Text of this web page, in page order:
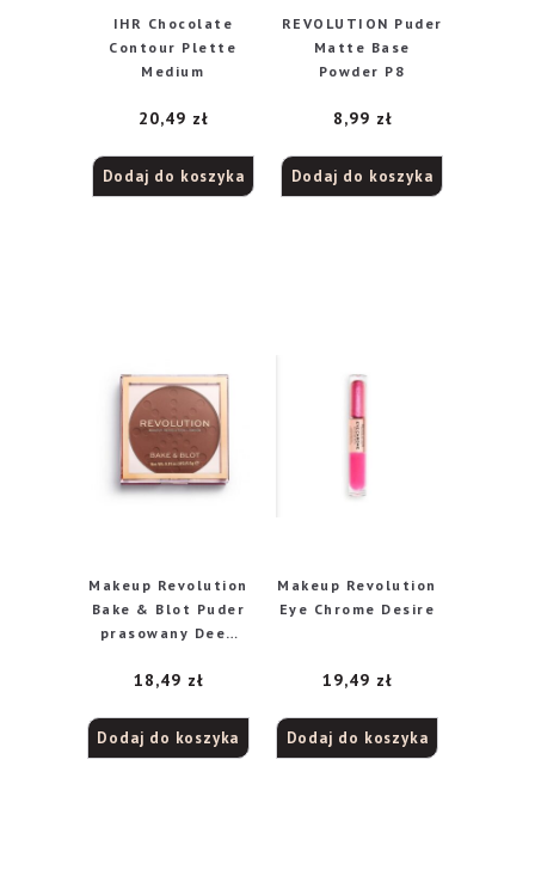
IHR Chocolate
Contour Plette
Medium
20,49 zł
Dodaj do koszyka
REVOLUTION Puder
Matte Base
Powder P8
8,99 zł
Dodaj do koszyka
Makeup Revolution
Bake & Blot Puder
prasowany Deep
18,49 zł
Dodaj do koszyka
Makeup Revolution
Eye Chrome Desire
19,49 zł
Dodaj do koszyka